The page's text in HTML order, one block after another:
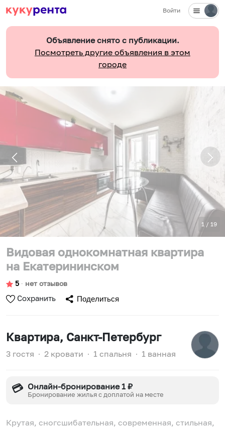
Войти
Объявление снято с публикации.
Посмотреть другие объявления в этом
городе
1 / 19
Видовая однокомнатная квартира
на Екатерининском
5 ∙ нет отзывов
Сохранить Поделиться
Квартира, Санкт-Петербург
3 гостя ∙ 2 кровати ∙ 1 спальня ∙ 1 ванная
💳 Онлайн-бронирование 1 ₽
Бронирование жилья с доплатой на месте
Крутая, сногсшибательная, современная, стильная,